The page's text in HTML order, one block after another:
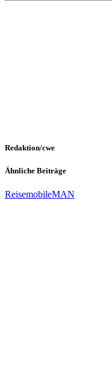
Redaktion/cwe
Ähnliche Beiträge
ReisemobileMAN